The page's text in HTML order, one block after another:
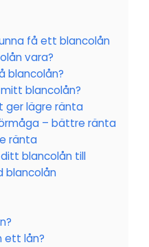
få ett blancolån
vara?
blancolån?
blancolån?
ger lägre ränta
– bättre ränta
ränta
blancolån till
blancolån
ett lån?